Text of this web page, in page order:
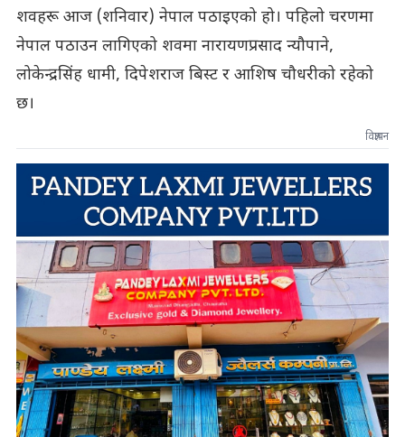
शवहरू आज (शनिवार) नेपाल पठाइएको हो। पहिलो चरणमा
नेपाल पठाउन लागिएको शवमा नारायणप्रसाद न्यौपाने,
लोकेन्द्रसिंह धामी, दिपेशराज बिस्ट र आशिष चौधरीको रहेको
छ।
विज्ञापन